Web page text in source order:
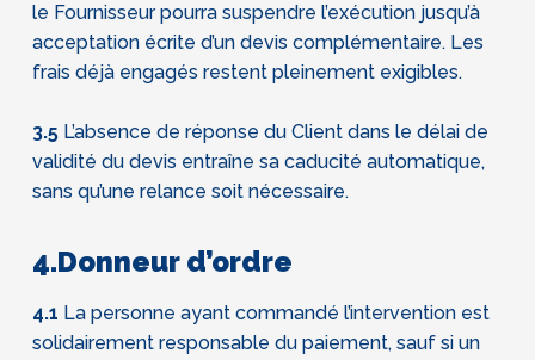
le Fournisseur pourra suspendre l’exécution jusqu’à
acceptation écrite d’un devis complémentaire. Les
frais déjà engagés restent pleinement exigibles.
3.5L’absence de réponse du Client dans le délai de
validité du devis entraîne sa caducité automatique,
sans qu’une relance soit nécessaire.
4.Donneur d’ordre
4.1 La personne ayant commandé l’intervention est
solidairement responsable du paiement, sauf si un